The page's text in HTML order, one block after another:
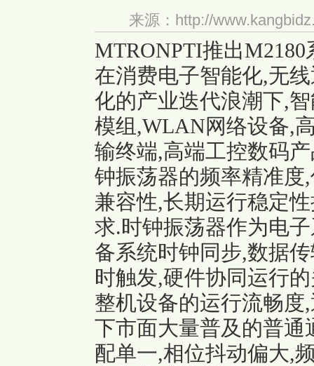
来源：http://
MTRONPTI推出
在消费电子智能化,无
化的产业迭代浪潮下,
模组,WLAN网络设备,
输终端,高端工控数码
钟振荡器的频率精准度
兼容性,长期运行稳定
求.时钟振荡器作为电
备系统时钟同步,数据
时触发,硬件协同运行
整机设备的运行流畅
下市面大量普及的普
配单一,相位抖动偏大,